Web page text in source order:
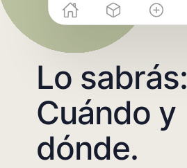
Lo sabrás:
Cuándo y
dónde.